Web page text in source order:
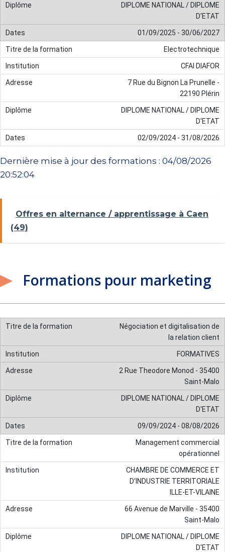
DIPLOME NATIONAL / DIPLOME
D'ETAT
01/09/2025 - 30/06/2027
Electrotechnique
CFAI DIAFOR
7 Rue du Bignon La Prunelle -
22190 Plérin
DIPLOME NATIONAL / DIPLOME
D'ETAT
02/09/2024 - 31/08/2026
Dernière mise à jour des formations : 04/08/2026
20:52:04
Offres en alternance / apprentissage à Caen
(49)
Formations pour marketing
Négociation et digitalisation de
la relation client
FORMATIVES
2 Rue Theodore Monod - 35400
Saint-Malo
DIPLOME NATIONAL / DIPLOME
D'ETAT
09/09/2024 - 08/08/2026
Management commercial
opérationnel
CHAMBRE DE COMMERCE ET
D'INDUSTRIE TERRITORIALE
ILLE-ET-VILAINE
66 Avenue de Marville - 35400
Saint-Malo
DIPLOME NATIONAL / DIPLOME
D'ETAT